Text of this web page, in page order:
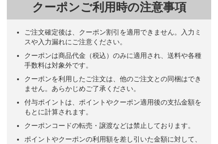
クーポンご利用時の注意事項
ご注文確定後は、クーポン割引を適用できません。入力ミ
スや入力漏れにご注意ください。
クーポンは商品代金（税込）のみに適用され、送料や各種
手数料は対象外です。
クーポンを利用したご注文は、他のご注文との同梱はでき
ません。あらかじめご了承ください。
付与ポイントは、ポイントやクーポン適用後の支払金額を
もとに計算されます。
クーポンコードの転売・譲渡などは禁止しております。
ポイントやクーポンの利用額を差し引いた金額に対して、